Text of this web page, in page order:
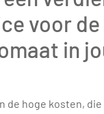
voor
in
hoge kosten,